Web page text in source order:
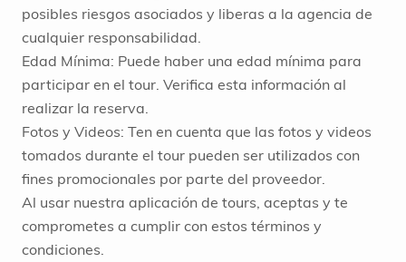
posibles riesgos asociados y liberas a la agencia de
cualquier responsabilidad.
Edad Mínima: Puede haber una edad mínima para
participar en el tour. Verifica esta información al
realizar la reserva.
Fotos y Videos: Ten en cuenta que las fotos y videos
tomados durante el tour pueden ser utilizados con
fines promocionales por parte del proveedor.
Al usar nuestra aplicación de tours, aceptas y te
comprometes a cumplir con estos términos y
condiciones.